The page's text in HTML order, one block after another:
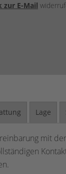
zur E-Mail
Lage
mit